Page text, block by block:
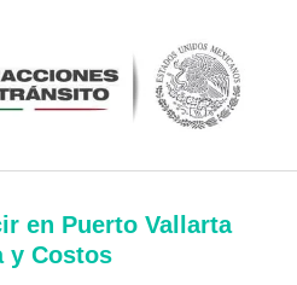
en Puerto Vallarta
y Costos